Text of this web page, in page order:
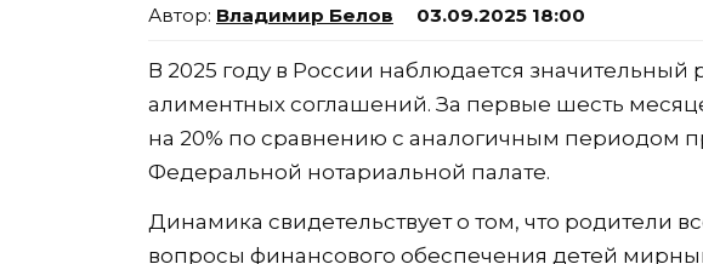
Владимир Белов 03.09.2025 18:00
В 2025 году в России наблюдается значительный
алиментных соглашений. За первые шесть
на 20% по сравнению с аналогичным периодом
Федеральной нотариальной палате.
Динамика свидетельствует о том, что родители
вопросы финансового обеспечения детей